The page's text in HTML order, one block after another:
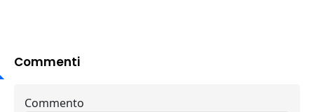
Commenti